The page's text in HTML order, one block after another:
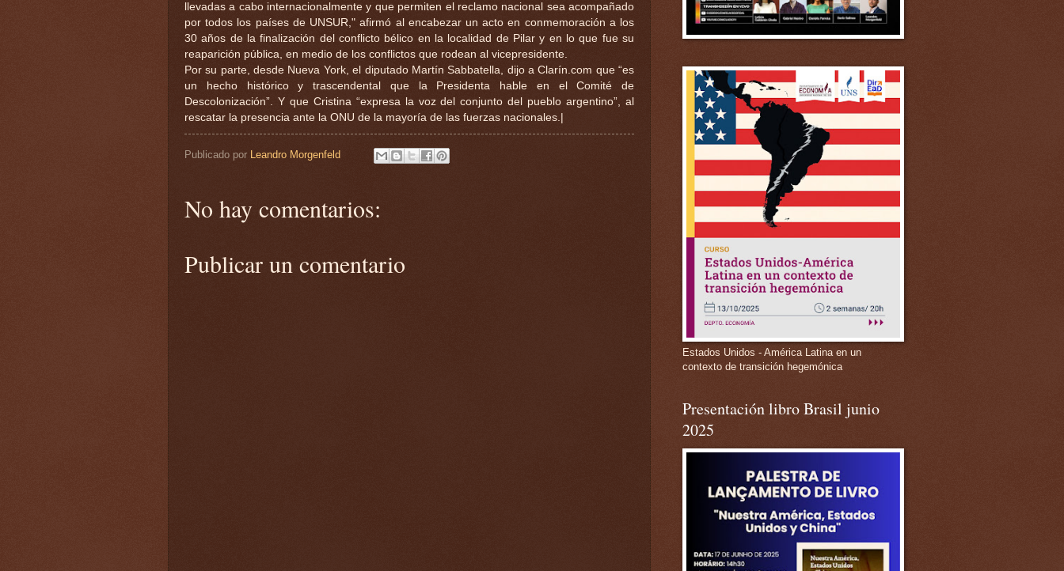
llevadas a cabo internacionalmente y que permiten el reclamo nacional sea acompañado
por todos los países de UNSUR," afirmó al encabezar un acto en conmemoración a los
30 años de la finalización del conflicto bélico en la localidad de Pilar y en lo que fue su
reaparición pública, en medio de los conflictos que rodean al vicepresidente.
Por su parte, desde Nueva York, el diputado Martín Sabbatella, dijo a Clarín.com que “es
un hecho histórico y trascendental que la Presidenta hable en el Comité de
Descolonización”. Y que Cristina “expresa la voz del conjunto del pueblo argentino”, al
rescatar la presencia ante la ONU de la mayoría de las fuerzas nacionales.|
Publicado por Leandro Morgenfeld
No hay comentarios:
Publicar un comentario
Estados Unidos - América Latina en un
contexto de transición hegemónica
Presentación libro Brasil junio
2025